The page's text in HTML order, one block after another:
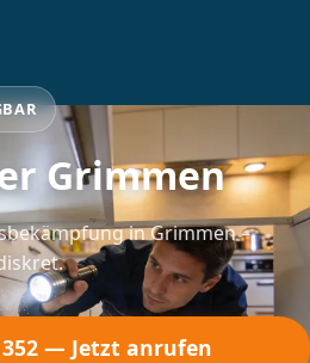
Grimmen
in Grimmen –
— Jetzt anrufen